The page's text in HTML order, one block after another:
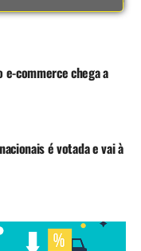
e-commerce chega a
é votada e vai à